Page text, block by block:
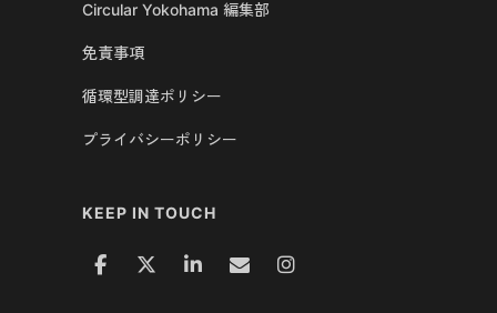
Circular Yokohama 編集部
免責事項
循環型調達ポリシー
プライバシーポリシー
KEEP IN TOUCH